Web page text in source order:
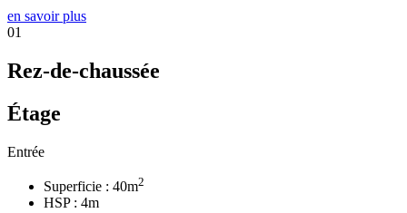
en savoir plus
01
Rez-de-chaussée
Étage
Entrée
Superficie : 40m2
HSP : 4m